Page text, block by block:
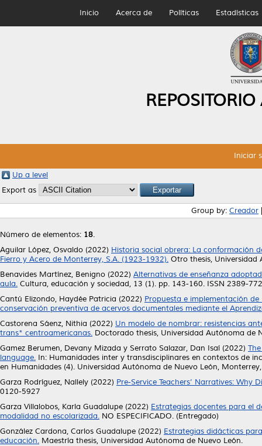
Inicio Acerca de Políticas Estadísticas
Iniciar
Up a level
Export as
Group by: Creador
Número de elementos: 18.
Aguilar López, Osvaldo (2022) Historia social obrera: La conformación
Fierro y Acero de Monterrey, S.A. (1923-1932). Otro thesis, Universidad
Benavides Martínez, Benigno (2022) Alternativas de enseñanza
aula. Cultura, educación y sociedad, 13 (1). pp. 143-160. ISSN 2389-
Cantú Elizondo, Haydée Patricia (2022) Propuesta e implementación
conservación preventiva de acervos documentales mediante el
Castorena Sáenz, Nithia (2022) Un modelo de nombrar: resistencias
trans* centroamericanas. Doctorado thesis, Universidad Autónoma de
Gamez Berumen, Devany Mizada y Serrato Salazar, Dan Isaí (2022)
language. In: Humanidades inter y transdisciplinares en contextos de
en Humanidades (4). Universidad Autónoma de Nuevo León,
Garza Rodríguez, Nallely (2022) Pre-Service Teachers’ Narratives: Why
0120-5927
Garza Villalobos, Karla Guadalupe (2022) Estrategias docentes para el
modalidad no escolarizada. NO ESPECIFICADO. (Entregado)
González Cardona, Carlos Guadalupe (2022) Estrategias didácticas
educación. Maestría thesis, Universidad Autónoma de Nuevo León.